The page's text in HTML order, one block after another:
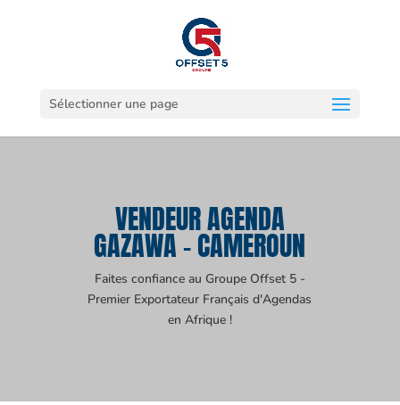
Sélectionner une page
VENDEUR AGENDA
GAZAWA - CAMEROUN
Faites confiance au Groupe Offset 5 -
Premier Exportateur Français d'Agendas
en Afrique !